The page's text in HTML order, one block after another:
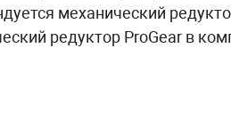
механический
редуктор ProGear в